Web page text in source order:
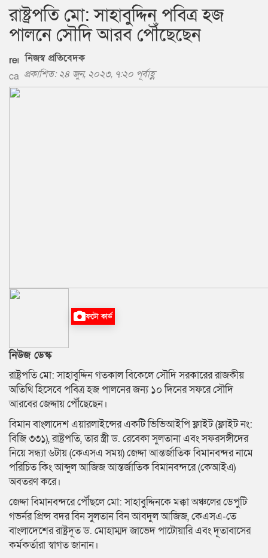
রাষ্ট্রপতি মো: সাহাবুদ্দিন পবিত্র হজ
পালনে সৌদি আরব পৌঁছেছেন
নিজস্ব প্রতিবেদক
প্রকাশিত: ২৪ জুন, ২০২৩, ৭:২০ পূর্বাহ্ণ
ফটো কার্ড
নিউজ ডেস্ক
রাষ্ট্রপতি মো: সাহাবুদ্দিন গতকাল বিকেলে সৌদি সরকারের রাজকীয়
অতিথি হিসেবে পবিত্র হজ পালনের জন্য ১০ দিনের সফরে সৌদি
আরবের জেদ্দায় পৌঁছেছেন।
বিমান বাংলাদেশ এয়ারলাইন্সের একটি ভিভিআইপি ফ্লাইট (ফ্লাইট নং:
বিজি ৩৩১), রাষ্ট্রপতি, তার স্ত্রী ড. রেবেকা সুলতানা এবং সফরসঙ্গীদের
নিয়ে সন্ধ্যা ৬টায় (কেএসএ সময়) জেদ্দা আন্তর্জাতিক বিমানবন্দর নামে
পরিচিত কিং আব্দুল আজিজ আন্তর্জাতিক বিমানবন্দরে (কেআইএ)
অবতরণ করে।
জেদ্দা বিমানবন্দরে পৌঁছলে মো: সাহাবুদ্দিনকে মক্কা অঞ্চলের ডেপুটি
গভর্নর প্রিন্স বদর বিন সুলতান বিন আবদুল আজিজ, কেএসএ-তে
বাংলাদেশের রাষ্ট্রদূত ড. মোহাম্মদ জাভেদ পাটোয়ারি এবং দূতাবাসের
কর্মকর্তারা স্বাগত জানান।